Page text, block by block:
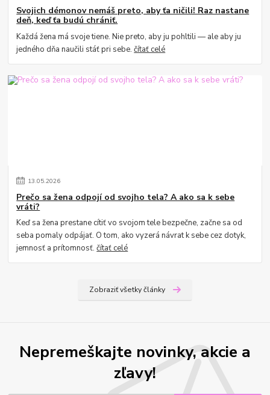
Svojich démonov nemáš preto, aby ťa ničili! Raz nastane
deň, keď ťa budú chrániť.
Každá žena má svoje tiene. Nie preto, aby ju pohltili — ale aby ju
jedného dňa naučili stáť pri sebe.čítať celé
13.05.2026
Prečo sa žena odpojí od svojho tela? A ako sa k sebe
vráti?
Keď sa žena prestane cítiť vo svojom tele bezpečne, začne sa od
seba pomaly odpájať. O tom, ako vyzerá návrat k sebe cez dotyk,
jemnosť a prítomnosť.čítať celé
Zobraziť všetky články
Nepremeškajte novinky, akcie a
zľavy!